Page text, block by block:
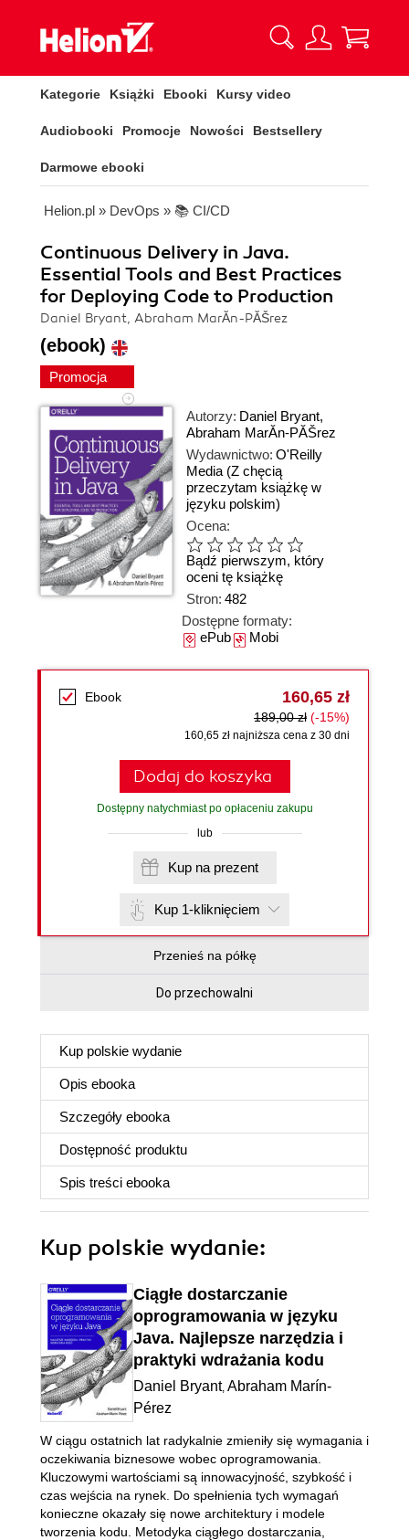
Kategorie Książki Ebooki Kursy video
Audiobooki Promocje Nowości Bestsellery
Darmowe ebooki
Helion.pl » DevOps » 📚 CI/CD
Continuous Delivery in Java.
Essential Tools and Best Practices
for Deploying Code to Production
Daniel Bryant, Abraham MarĂ­n-PĂŠrez
(ebook)
Promocja
Autorzy: Daniel Bryant,
Abraham MarĂ­n-PĂŠrez
Wydawnictwo: O'Reilly
Media (Z chęcią
przeczytam książkę w
języku polskim)
Ocena:
Bądź pierwszym, który
oceni tę książkę
Stron: 482
Dostępne formaty:
ePubMobi
Ebook 160,65 zł
189,00 zł (-15%)
160,65 zł najniższa cena z 30 dni
Dodaj do koszyka
Dostępny natychmiast po opłaceniu zakupu
lub
Kup na prezent
Kup 1-kliknięciem
Przenieś na półkę
Do przechowalni
Kup polskie wydanie
Opis ebooka
Szczegóły ebooka
Dostępność produktu
Spis treści ebooka
Kup polskie wydanie:
Ciągłe dostarczanie
oprogramowania w języku
Java. Najlepsze narzędzia i
praktyki wdrażania kodu
Daniel Bryant, Abraham Marín-
Pérez
W ciągu ostatnich lat radykalnie zmieniły się wymagania i
oczekiwania biznesowe wobec oprogramowania.
Kluczowymi wartościami są innowacyjność, szybkość i
czas wejścia na rynek. Do spełnienia tych wymagań
konieczne okazały się nowe architektury i modele
tworzenia kodu. Metodyka ciągłego dostarczania,